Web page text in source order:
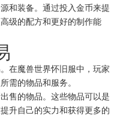
和装备。通过投入金币来提
级的配方和更好的制作能
在魔兽世界怀旧服中，玩家
需的物品和服务。
售的物品。这些物品可以是
升自己的实力和获得更多的